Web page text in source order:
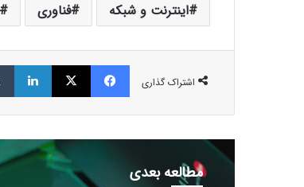
اینترنت و شبکه فناوری
اشتراک گذاری
فیسبوک ایکس لینکداین
مطالعه بعدی